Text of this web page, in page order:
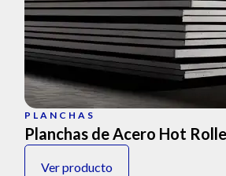
PLANCHAS
Planchas de Acero Hot
Ver producto